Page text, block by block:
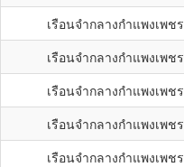
เรือนจำกลางกำแพงเพชร
เรือนจำกลางกำแพงเพชร
เรือนจำกลางกำแพงเพชร
เรือนจำกลางกำแพงเพชร
เรือนจำกลางกำแพงเพชร